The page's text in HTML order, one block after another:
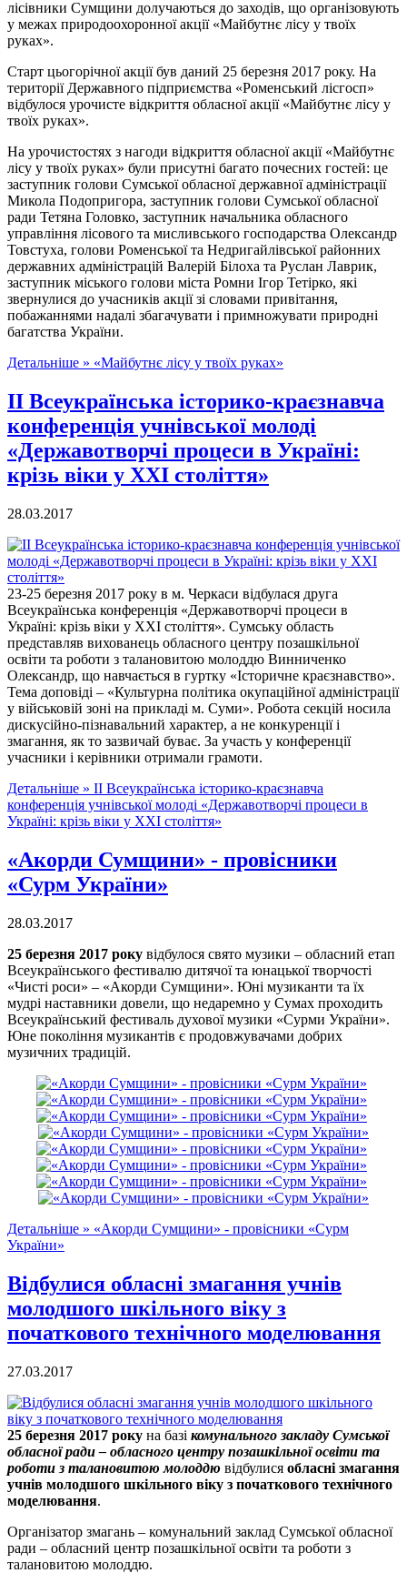
лісівники Сумщини долучаються до заходів, що організовують
у межах природоохоронної акції «Майбутнє лісу у твоїх
руках».
Старт цьогорічної акції був даний 25 березня 2017 року. На
території Державного підприємства «Роменський лісгосп»
відбулося урочисте відкриття обласної акції «Майбутнє лісу у
твоїх руках».
На урочистостях з нагоди відкриття обласної акції «Майбутнє
лісу у твоїх руках» були присутні багато почесних гостей: це
заступник голови Сумської обласної державної адміністрації
Микола Подопригора, заступник голови Сумської обласної
ради Тетяна Головко, заступник начальника обласного
управління лісового та мисливського господарства Олександр
Товстуха, голови Роменської та Недригайлівської районних
державних адміністрацій Валерій Білоха та Руслан Лаврик,
заступник міського голови міста Ромни Ігор Тетірко, які
звернулися до учасників акції зі словами привітання,
побажаннями надалі збагачувати і примножувати природні
багатства України.
Детальніше » «Майбутнє лісу у твоїх руках»
ІІ Всеукраїнська історико-краєзнавча
конференція учнівської молоді
«Державотворчі процеси в Україні:
крізь віки у ХХІ століття»
28.03.2017
23-25 березня 2017 року в м. Черкаси відбулася друга
Всеукраїнська конференція «Державотворчі процеси в
Україні: крізь віки у ХХІ століття». Сумську область
представляв вихованець обласного центру позашкільної
освіти та роботи з талановитою молоддю Винниченко
Олександр, що навчається в гуртку «Історичне краєзнавство».
Тема доповіді – «Культурна політика окупаційної адміністрації
у військовій зоні на прикладі м. Суми». Робота секцій носила
дискусійно-пізнавальний характер, а не конкуренції і
змагання, як то зазвичай буває. За участь у конференції
учасники і керівники отримали грамоти.
Детальніше » ІІ Всеукраїнська історико-краєзнавча
конференція учнівської молоді «Державотворчі процеси в
Україні: крізь віки у ХХІ століття»
«Акорди Сумщини» - провісники
«Сурм України»
28.03.2017
25 березня 2017 року відбулося свято музики – обласний етап
Всеукраїнського фестивалю дитячої та юнацької творчості
«Чисті роси» – «Акорди Сумщини». Юні музиканти та їх
мудрі наставники довели, що недаремно у Сумах проходить
Всеукраїнський фестиваль духової музики «Сурми України».
Юне покоління музикантів є продовжувачами добрих
музичних традицій.
Детальніше » «Акорди Сумщини» - провісники «Сурм
України»
Відбулися обласні змагання учнів
молодшого шкільного віку з
початкового технічного моделювання
27.03.2017
25 березня 2017 року на базі комунального закладу Сумської
обласної ради – обласного центру позашкільної освіти та
роботи з талановитою молоддю відбулися обласні змагання
учнів молодшого шкільного віку з початкового технічного
моделювання.
Організатор змагань – комунальний заклад Сумської обласної
ради – обласний центр позашкільної освіти та роботи з
талановитою молоддю.